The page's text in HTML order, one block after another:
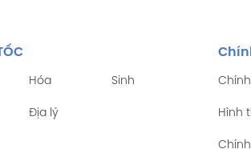
Hóa Sinh
Địa lý Hình